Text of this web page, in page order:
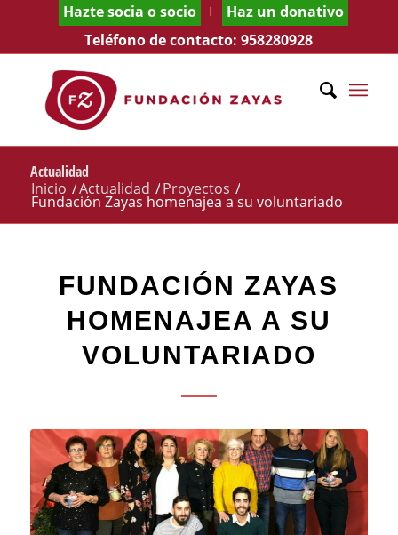
Hazte socia o socio
Haz un donativo
Teléfono de contacto:958280928
Actualidad
Inicio /Actualidad /Proyectos /
Fundación Zayas homenajea a su voluntariado
FUNDACIÓN ZAYAS
HOMENAJEA A SU
VOLUNTARIADO